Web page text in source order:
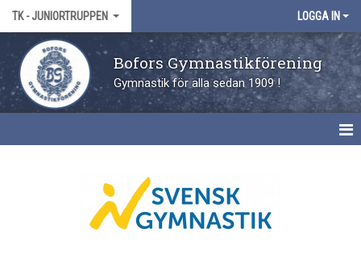
TK - JUNIORTRUPPEN LOGGA IN
Bofors Gymnastikförening
Gymnastik för alla sedan 1909 !